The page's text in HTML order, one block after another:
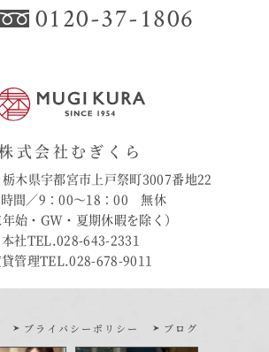
0120-37-1806
式会社むぎくら
木県宇都宮市上戸祭町3007番地22
間／9：00〜18：00 無休
年始・GW・夏期休暇を除く）
本社TEL.028-643-2331
管理TEL.028-678-9011
プライバシーポリシー ブログ